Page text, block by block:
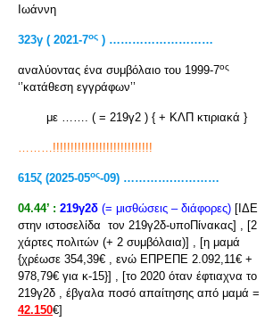
Ιωάννη
323γ ( 2021-7ος ) ………………………
αναλύοντας ένα συμβόλαιο του 1999-7ος
‘’κατάθεση εγγράφων’’
με ……. ( = 219γ2 ) { + ΚΛΠ κτιριακά }
………!!!!!!!!!!!!!!!!!!!!!!!!!!!!
615ζ (2025-05ος-09) ………….…………
04.44’ : 219γ2δ (= μισθώσεις – διάφορες) [ΙΔΕ
στην ιστοσελίδα τον 219γ2δ-υποΠίνακας] , [2
χάρτες πολιτών (+ 2 συμβόλαια)] , [η μαμά
{χρέωσε 354,39€ , ενώ ΕΠΡΕΠΕ 2.092,11€ +
978,79€ για κ-15}] , [το 2020 όταν έφτιαχνα το
219γ2δ , έβγαλα ποσό απαίτησης από μαμά =
42.150€]